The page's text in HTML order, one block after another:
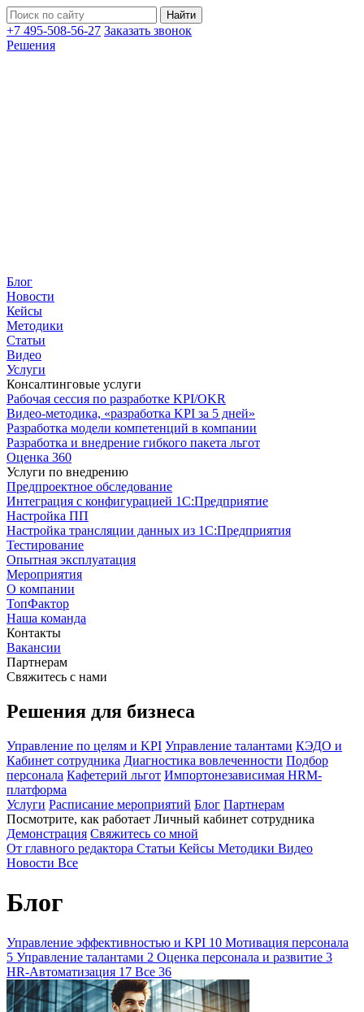
+7 495-508-56-27 Заказать звонок
Решения
Блог
Новости
Кейсы
Методики
Статьи
Видео
Услуги
Консалтинговые услуги
Рабочая сессия по разработке KPI/OKR
Видео-методика, «разработка KPI за 5 дней»
Разработка модели компетенций в компании
Разработка и внедрение гибкого пакета льгот
Оценка 360
Услуги по внедрению
Предпроектное обследование
Интеграция с конфигурацией 1С:Предприятие
Настройка ПП
Настройка трансляции данных из 1С:Предприятия
Тестирование
Опытная эксплуатация
Мероприятия
О компании
ТопФактор
Наша команда
Контакты
Вакансии
Партнерам
Свяжитесь с нами
Решения для бизнеса
Управление по целям и KPI Управление талантами КЭДО и
Кабинет сотрудника Диагностика вовлеченности Подбор
персонала Кафетерий льгот Импортонезависимая HRM-
платформа
Услуги Расписание мероприятий Блог Партнерам
Посмотрите, как работает Личный кабинет сотрудника
Демонстрация Свяжитесь со мной
От главного редактора Статьи Кейсы Методики Видео
Новости Все
Блог
Управление эффективностью и KPI 10 Мотивация персонала
5 Управление талантами 2 Оценка персонала и развитие 3
HR-Автоматизация 17 Все 36